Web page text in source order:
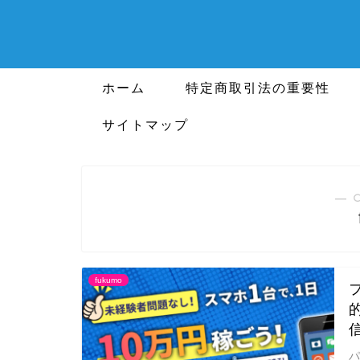
ホーム 特定商取引法の重要性
サイトマップ
―
fukumo